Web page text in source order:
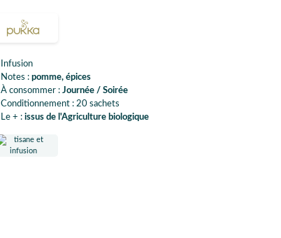
Infusion
Notes : pomme, épices
À consommer : Journée / Soirée
Conditionnement : 20 sachets
Le + : issus de l'Agriculture biologique